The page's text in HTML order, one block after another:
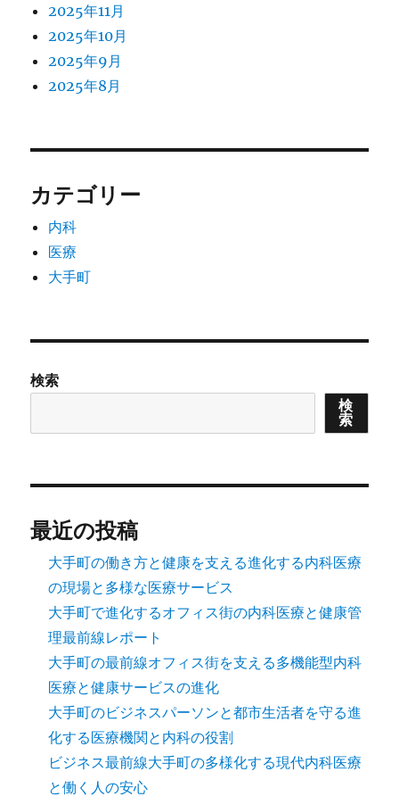
ン2025年11月
2025年10月
2025年9月
2025年8月
カテゴリー
内科
医療
大手町
検索
検
索
最近の投稿
大手町の働き方と健康を支える進化する内科医療
の現場と多様な医療サービス
大手町で進化するオフィス街の内科医療と健康管
理最前線レポート
大手町の最前線オフィス街を支える多機能型内科
医療と健康サービスの進化
大手町のビジネスパーソンと都市生活者を守る進
化する医療機関と内科の役割
ビジネス最前線大手町の多様化する現代内科医療
と働く人の安心